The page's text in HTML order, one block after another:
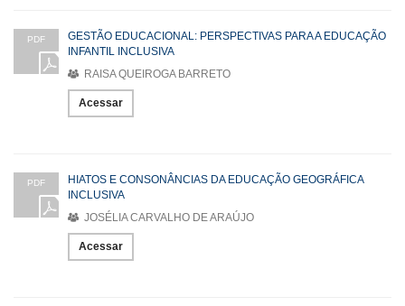
PDF
GESTÃO EDUCACIONAL: PERSPECTIVAS PARA A EDUCAÇÃO
INFANTIL INCLUSIVA
RAISA QUEIROGA BARRETO
Acessar
PDF
HIATOS E CONSONÂNCIAS DA EDUCAÇÃO GEOGRÁFICA
INCLUSIVA
JOSÉLIA CARVALHO DE ARAÚJO
Acessar